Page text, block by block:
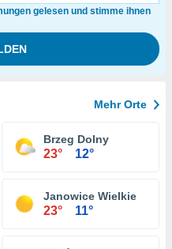
gelesen und stimme ihnen
Mehr Orte
Brzeg Dolny
23° 12°
Janowice Wielkie
23° 11°